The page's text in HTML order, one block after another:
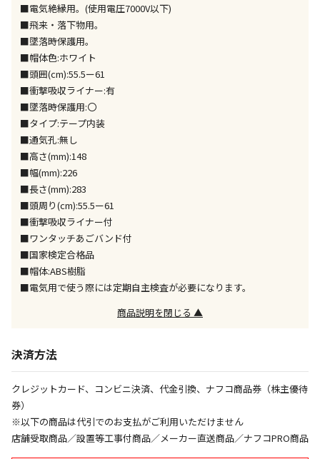
特定の店舗のみで受取ができる商品です（宅配便での
お届けができません）
※同時購入の商品は、全て同じ店舗での受取となりま
す
委託業者によりお届けする商品です
※ほか商品との同時購入はできません。お手数です
が、ご購入手続きを分けてお買い求めください
※支払い方法の代金引換は選択できません。
※電話注文はできません。
宅配のみでお届けする商品です（店舗受取は選択でき
ません）
※「宅配・店舗受取」「宅配のみ」マークの商品のみ
同時購入が可能です
午前9時までのご注文確定した商品については、当日に
出荷いたします。
ただし、メーカーの営業日に基づき出荷手続きを行う
ため、通常よりお時間をいただく場合がございます。
また、日曜・祝日や年末年始などの長期休業期間中
は、休業明けからの出荷対応となります。
お見積商品です。金額・施工日はお打ち合わせの上、
■電気絶縁用。(使用電圧7000V以下)
■飛来・落下物用。
■墜落時保護用。
■帽体色:ホワイト
■頭囲(cm):55.5ー61
■衝撃吸収ライナー:有
■墜落時保護用:〇
■タイプ:テープ内装
■通気孔:無し
■高さ(mm):148
■幅(mm):226
■長さ(mm):283
■頭周り(cm):55.5ー61
■衝撃吸収ライナー付
■ワンタッチあごバンド付
■国家検定合格品
■帽体:ABS樹脂
■電気用で使う際には定期自主検査が必要になります。
商品説明を閉じる ▲
決済方法
クレジットカード、コンビニ決済、代金引換、ナフコ商品券（株主優待
券）
※以下の商品は代引でのお支払がご利用いただけません
店舗受取商品／設置等工事付商品／メーカー直送商品／ナフコPRO商品